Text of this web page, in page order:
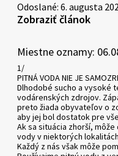
Odoslané: 6. augusta
Zobraziť článok
Miestne oznamy:
1/
PITNÁ VODA NIE JE
Dlhodobé sucho a vysoké
vodárenských zdrojov.
preto žiada obyvateľov o
aby jej bol dostatok pre
Ak sa situácia zhorší,
vody v niektorých
Každý z nás však môže